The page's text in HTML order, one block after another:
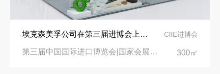
埃克森美孚公司在第三届进博会上展示非凡的展台搭建设计 CIIE进博会
第三届中国国际进口博览会|国家会展中心 300㎡